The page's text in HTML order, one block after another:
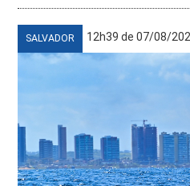
SALVADOR 12h39 de 07/08/